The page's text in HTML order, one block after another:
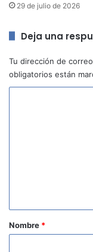
29 de julio de 2026
Deja una
Tu dirección de
obligatorios están
rNombre *